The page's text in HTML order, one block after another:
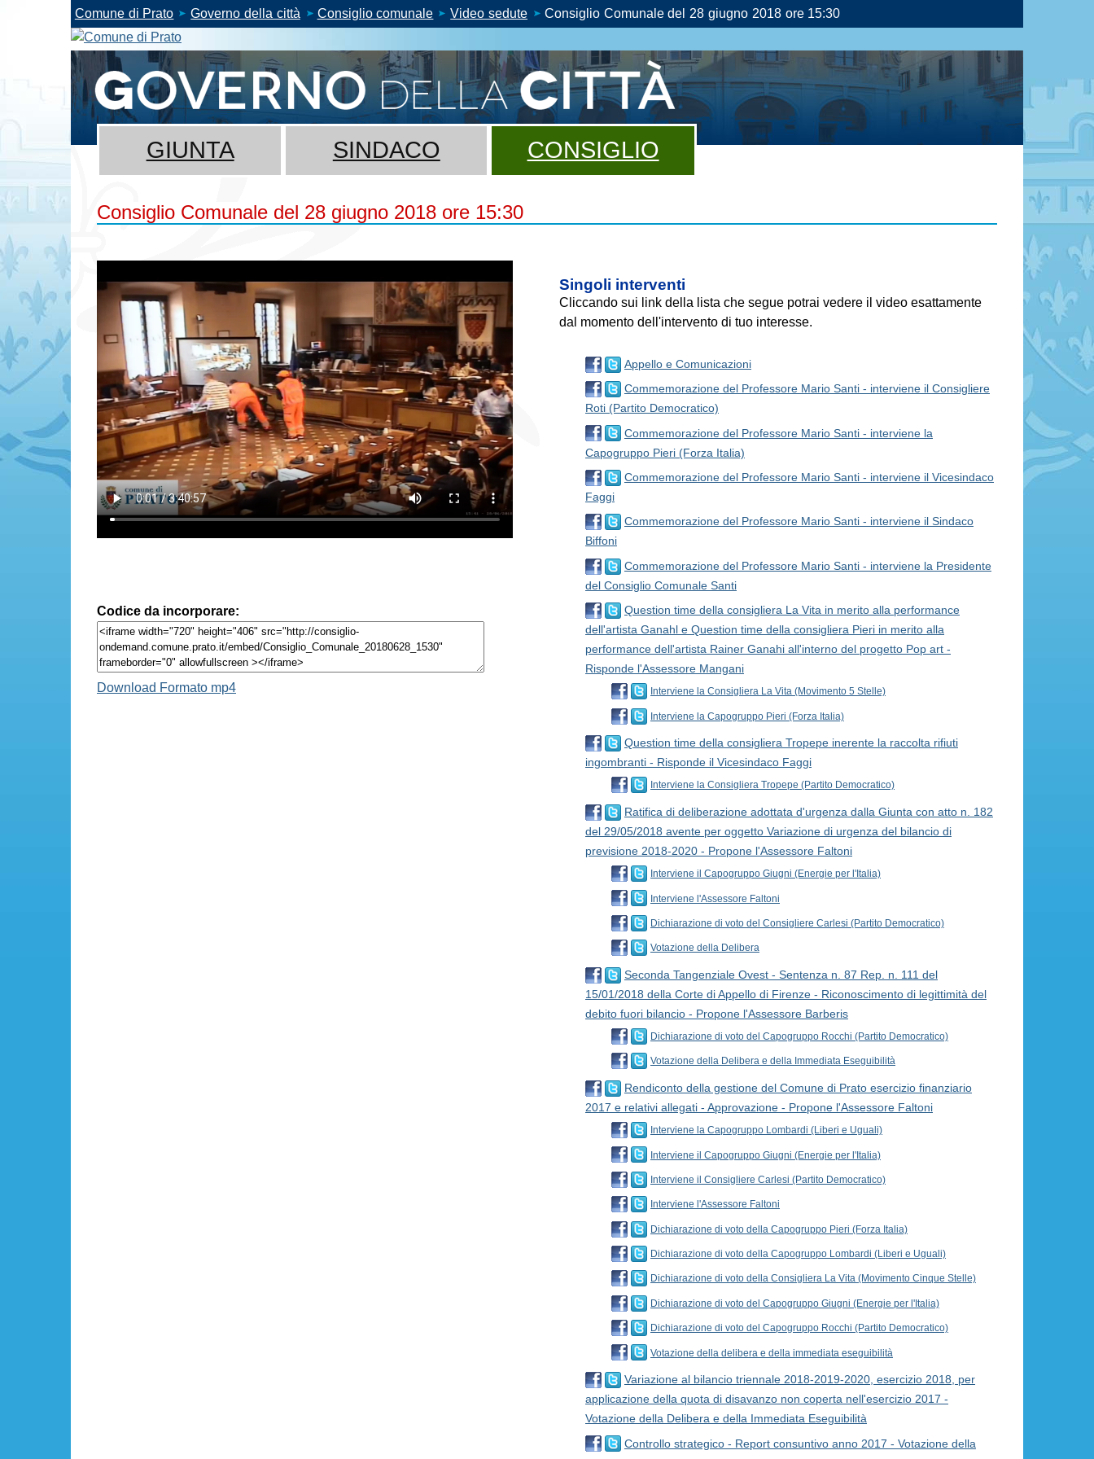
Comune di Prato Governo della città Consiglio comunale Video sedute Consiglio Comunale del 28 giugno 2018 ore 15:30
GIUNTA SINDACO CONSIGLIO
Consiglio Comunale del 28 giugno 2018 ore 15:30
Codice da incorporare:
Download Formato mp4
Singoli interventi
Cliccando sui link della lista che segue potrai vedere il video esattamente
dal momento dell'intervento di tuo interesse.
Appello e Comunicazioni
Commemorazione del Professore Mario Santi - interviene il Consigliere
Roti (Partito Democratico)
Commemorazione del Professore Mario Santi - interviene la
Capogruppo Pieri (Forza Italia)
Commemorazione del Professore Mario Santi - interviene il Vicesindaco
Faggi
Commemorazione del Professore Mario Santi - interviene il Sindaco
Biffoni
Commemorazione del Professore Mario Santi - interviene la Presidente
del Consiglio Comunale Santi
Question time della consigliera La Vita in merito alla performance
dell'artista Ganahl e Question time della consigliera Pieri in merito alla
performance dell'artista Rainer Ganahi all'interno del progetto Pop art -
Risponde l'Assessore Mangani
Interviene la Consigliera La Vita (Movimento 5 Stelle)
Interviene la Capogruppo Pieri (Forza Italia)
Question time della consigliera Tropepe inerente la raccolta rifiuti
ingombranti - Risponde il Vicesindaco Faggi
Interviene la Consigliera Tropepe (Partito Democratico)
Ratifica di deliberazione adottata d'urgenza dalla Giunta con atto n. 182
del 29/05/2018 avente per oggetto Variazione di urgenza del bilancio di
previsione 2018-2020 - Propone l'Assessore Faltoni
Interviene il Capogruppo Giugni (Energie per l'Italia)
Interviene l'Assessore Faltoni
Dichiarazione di voto del Consigliere Carlesi (Partito Democratico)
Votazione della Delibera
Seconda Tangenziale Ovest - Sentenza n. 87 Rep. n. 111 del
15/01/2018 della Corte di Appello di Firenze - Riconoscimento di legittimità del
debito fuori bilancio - Propone l'Assessore Barberis
Dichiarazione di voto del Capogruppo Rocchi (Partito Democratico)
Votazione della Delibera e della Immediata Eseguibilità
Rendiconto della gestione del Comune di Prato esercizio finanziario
2017 e relativi allegati - Approvazione - Propone l'Assessore Faltoni
Interviene la Capogruppo Lombardi (Liberi e Uguali)
Interviene il Capogruppo Giugni (Energie per l'Italia)
Interviene il Consigliere Carlesi (Partito Democratico)
Interviene l'Assessore Faltoni
Dichiarazione di voto della Capogruppo Pieri (Forza Italia)
Dichiarazione di voto della Capogruppo Lombardi (Liberi e Uguali)
Dichiarazione di voto della Consigliera La Vita (Movimento Cinque Stelle)
Dichiarazione di voto del Capogruppo Giugni (Energie per l'Italia)
Dichiarazione di voto del Capogruppo Rocchi (Partito Democratico)
Votazione della delibera e della immediata eseguibilità
Variazione al bilancio triennale 2018-2019-2020, esercizio 2018, per
applicazione della quota di disavanzo non coperta nell'esercizio 2017 -
Votazione della Delibera e della Immediata Eseguibilità
Controllo strategico - Report consuntivo anno 2017 - Votazione della